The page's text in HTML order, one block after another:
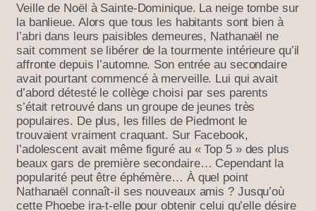
Veille de Noël à Sainte-Dominique. La neige tombe sur
la banlieue. Alors que tous les habitants sont bien à
l’abri dans leurs paisibles demeures, Nathanaël ne
sait comment se libérer de la tourmente intérieure qu’il
affronte depuis l’automne. Son entrée au secondaire
avait pourtant commencé à merveille. Lui qui avait
d’abord détesté le collège choisi par ses parents
s’était retrouvé dans un groupe de jeunes très
populaires. De plus, les filles de Piedmont le
trouvaient vraiment craquant. Sur Facebook,
l’adolescent avait même figuré au « Top 5 » des plus
beaux gars de première secondaire… Cependant la
popularité peut être éphémère… À quel point
Nathanaël connaît-il ses nouveaux amis ? Jusqu’où
cette Phoebe ira-t-elle pour obtenir celui qu’elle désire